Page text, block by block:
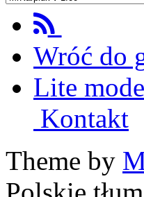
Wróć do
Lite mode
Kontakt
Theme by